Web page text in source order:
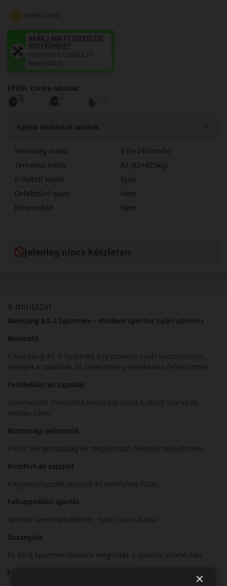
NYÁRI GUMI
AKÁR 5.000 FT SZERELÉSI
KEDVEZMÉNY!
Használja a LENDÜLET
kuponkódot!
EPREL cimke adatok:
Egyéb technikai adatok
Sebesség index
V (V=240 km/h)
Terhelési index
82 (82=475kg)
Erősített kivitel
Igen
Defekttűrő gumi
Nem
Peremvédő
Nem
Jelenleg nincs készleten
A mintázat
Nankang AS-3 Sportnex – Modern sportos nyári abroncs
Bevezető
A Nankang AS-3 Sportnex egy modern nyári sportabroncs,
amelyet a stabilitás és teljesítmény érdekében fejlesztettek.
Futófelület és tapadás
Optimalizált mintázata kiváló tapadást biztosít száraz és
nedves úton.
Biztonsági jellemzők
Precíz irányíthatóság és megbízható fékezési teljesítmény.
Komfort és zajszint
Kiegyensúlyozott zajszint és komfortos futás.
Felhasználási ajánlás
Sportos személyautókhoz, nyári használatra.
Összegzés
Az AS-3 Sportnex modern megoldás a sportos vezetéshez.
Fő előnyök röviden:
×